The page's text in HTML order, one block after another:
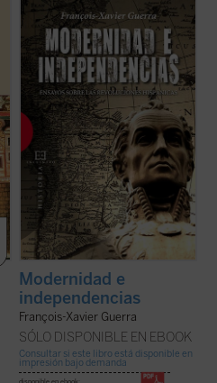
A partir de 1808, se abre en todo el mundo
hispánico una época de profundas
transformaciones. En España comienza la
revolución liberal, en América el proceso
que conducirá a la independencia. Se trata
de un proceso único, que comienza con la ...
(ver ficha)
Modernidad e
independencias
François-Xavier Guerra
SÓLO DISPONIBLE EN EBOOK
Consultar si este libro está disponible en
impresión bajo demanda